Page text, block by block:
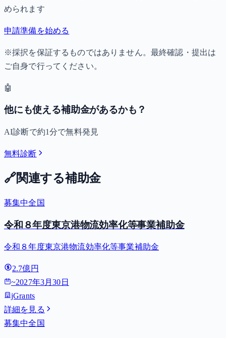
められます
申請準備を始める
※採択を保証するものではありません。最終確認・提出は
ご自身で行ってください。
🤖
他にも使える補助金があるかも？
AI診断で約1分で無料発見
無料診断
🔗関連する補助金
募集中全国
令和８年度東京港物流効率化等事業補助金
令和８年度東京港物流効率化等事業補助金
2.7億円
~2027年3月30日
jGrants
詳細を見る
募集中全国